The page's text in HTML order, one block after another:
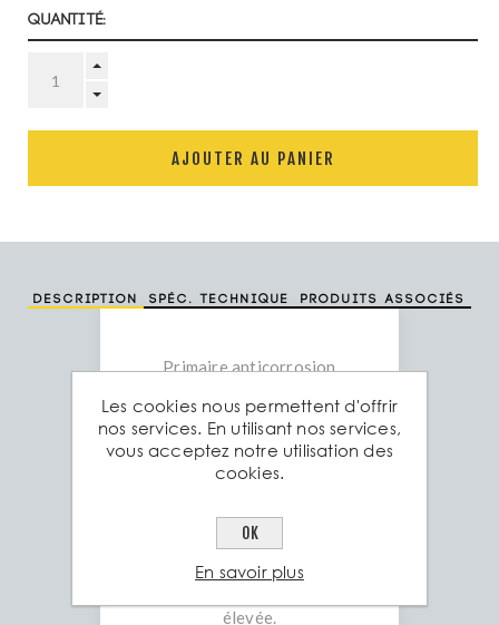
Quantité:
AJOUTER AU PANIER
Description Spéc. technique Produits associés
Primaire anticorrosion
rapide pigmenté au
phosphate de zinc.
Haute teneur en agent
chromate.
Facile à appliquer. Bon
élevée.
Les cookies nous permettent d'offrir
nos services. En utilisant nos services,
vous acceptez notre utilisation des
cookies.
OK
En savoir plus